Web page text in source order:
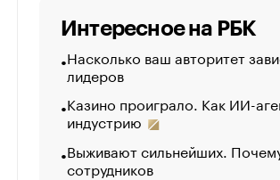
Интересное на РБК
Насколько ваш авторитет
лидеров
Казино проиграло. Как ИИ-
индустрию
Выживают сильнейших.
сотрудников